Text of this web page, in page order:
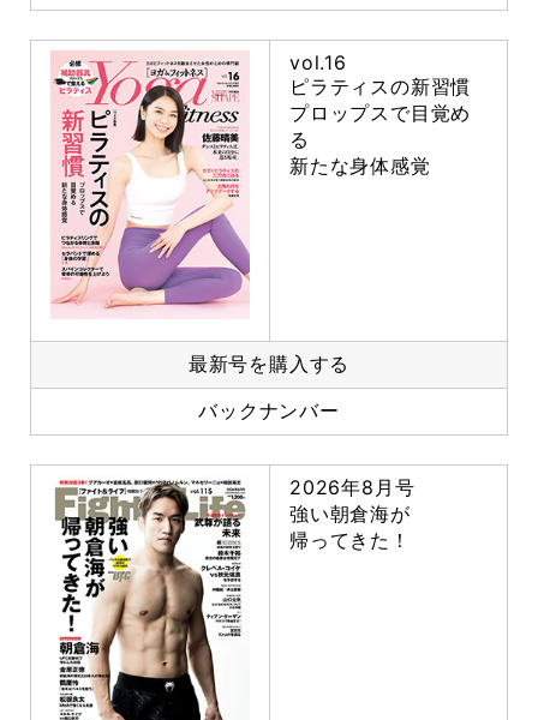
vol.16
ピラティスの新習慣
プロップスで目覚め
る
新たな身体感覚
最新号を購入する
バックナンバー
2026年8月号
強い朝倉海が
帰ってきた！